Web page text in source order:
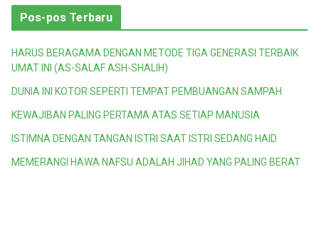
t
o
i
Pos-pos Terbaru
HARUS BERAGAMA DENGAN METODE TIGA GENERASI TERBAIK
UMAT INI (AS-SALAF ASH-SHALIH)
DUNIA INI KOTOR SEPERTI TEMPAT PEMBUANGAN SAMPAH
KEWAJIBAN PALING PERTAMA ATAS SETIAP MANUSIA
ISTIMNA DENGAN TANGAN ISTRI SAAT ISTRI SEDANG HAID
MEMERANGI HAWA NAFSU ADALAH JIHAD YANG PALING BERAT